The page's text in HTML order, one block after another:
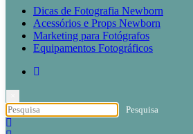
Dicas de Fotografia Newborn
Acessórios e Props Newborn
Marketing para Fotógrafos
Equipamentos Fotográficos